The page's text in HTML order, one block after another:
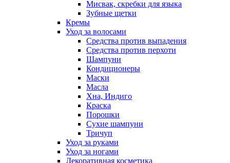
Мисвак, скребки для языка
Зубные щетки
Кремы
Уход за волосами
Средства против выпадения
Средства против перхоти
Шампуни
Кондиционеры
Маски
Масла
Хна, Индиго
Краска
Порошки
Сухие шампуни
Тричуп
Уход за руками
Уход за ногами
Декоративная косметика